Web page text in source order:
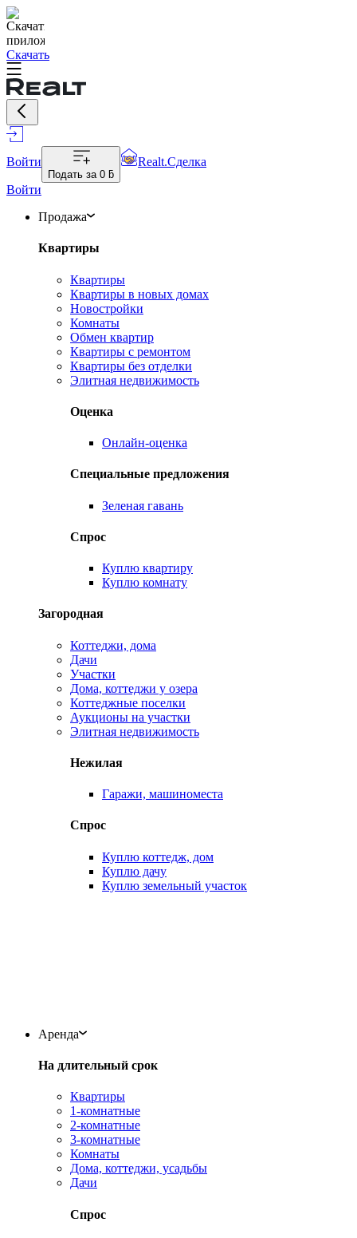
Скачать
Войти
Подать за 0 ƃ
Realt.Сделка
Войти
Продажа
Квартиры
Квартиры
Квартиры в новых домах
Новостройки
Комнаты
Обмен квартир
Квартиры с ремонтом
Квартиры без отделки
Элитная недвижимость
Оценка
Онлайн-оценка
Специальные предложения
Зеленая гавань
Спрос
Куплю квартиру
Куплю комнату
Загородная
Коттеджи, дома
Дачи
Участки
Дома, коттеджи у озера
Коттеджные поселки
Аукционы на участки
Элитная недвижимость
Нежилая
Гаражи, машиноместа
Спрос
Куплю коттедж, дом
Куплю дачу
Куплю земельный участок
Аренда
На длительный срок
Квартиры
1-комнатные
2-комнатные
3-комнатные
Комнаты
Дома, коттеджи, усадьбы
Дачи
Спрос